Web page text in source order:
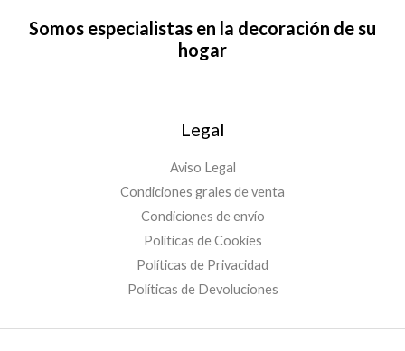
Somos especialistas en la decoración de su
hogar
Legal
Aviso Legal
Condiciones grales de venta
Condiciones de envío
Políticas de Cookies
Políticas de Privacidad
Políticas de Devoluciones